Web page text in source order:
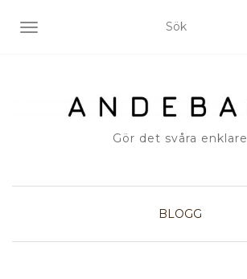
SLÅ PÅ/AV NAVIGERING
Gör det svåra enklare
BLOGG